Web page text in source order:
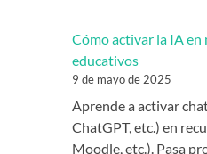
Cómo activar la IA
educativos
9 de mayo de 2025
Aprende a activar
ChatGPT, etc.) en
Moodle, etc.). Pasa